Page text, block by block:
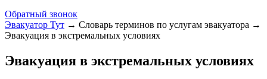
Обратный звонок
Эвакуатор Тут → Словарь терминов по услугам эвакуатора →
Эвакуация в экстремальных условиях
Эвакуация в экстремальных условиях